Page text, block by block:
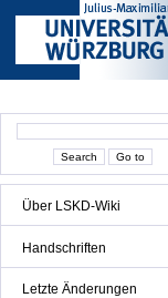
Über LSKD-Wiki
Handschriften
Letzte Änderungen